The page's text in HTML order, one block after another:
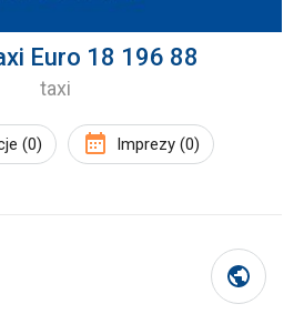
Euro 18 196 88
taxi
(0) Imprezy (0)